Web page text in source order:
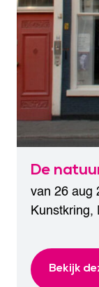
De
van 26 aug
Kunstkring,
Bekijk